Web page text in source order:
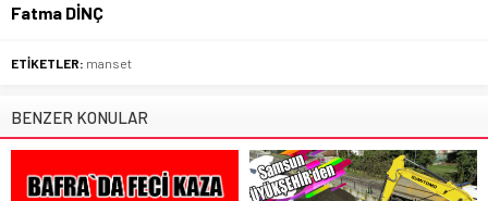
Fatma DİNÇ
ETİKETLER: manset
BENZER KONULAR